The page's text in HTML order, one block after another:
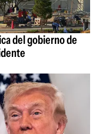
del gobierno de